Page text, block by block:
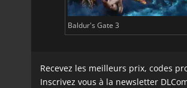
Baldur's Gate 3
Recevez les meilleurs prix, codes
Inscrivez vous à la newsletter